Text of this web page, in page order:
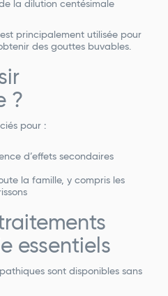
la dilution centésimale
principalement utilisée pour
des gouttes buvables.
?
pour :
d’effets secondaires
la famille, y compris les
essentiels
sont disponibles sans